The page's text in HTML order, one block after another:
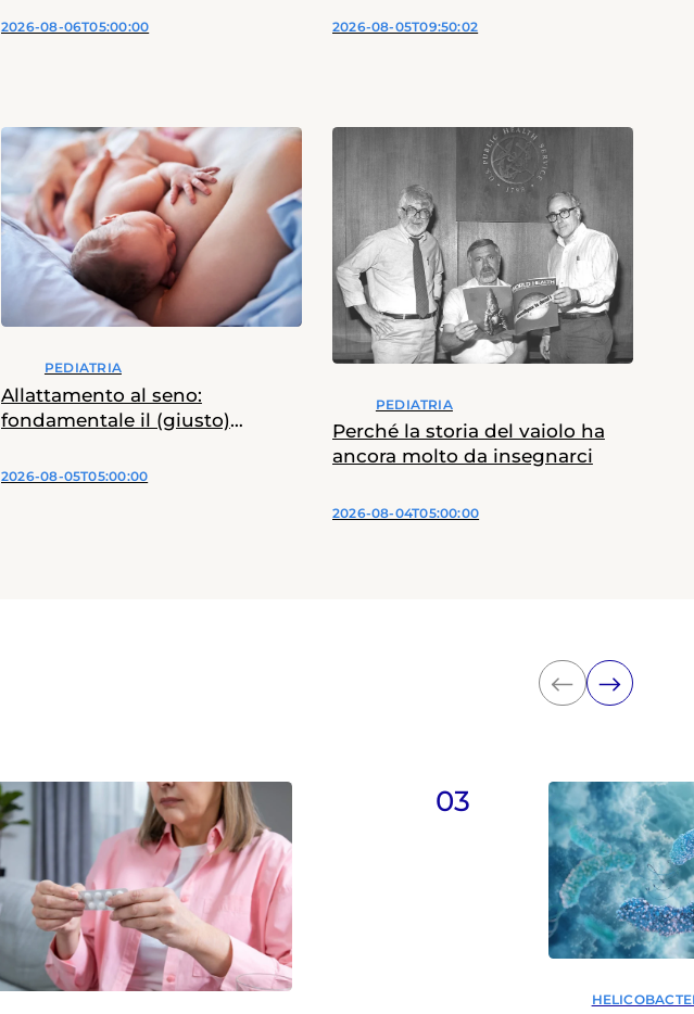
2026-08-06T05:00:00 2026-08-05T09:50:02
PEDIATRIA
Allattamento al seno:
fondamentale il (giusto)
2026-08-05T05:00:00
PEDIATRIA
Perché la storia del vaiolo ha
ancora molto da insegnarci
2026-08-04T05:00:00